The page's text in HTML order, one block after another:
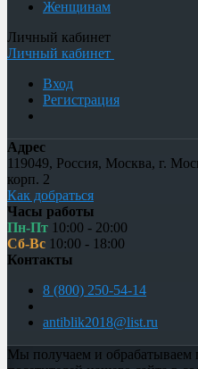
Женщинам
Личный кабинет
Личный кабинет
Вход
Регистрация
Адрес
119049, Россия, Москва, г.
корп. 2
Как добраться
Часы работы
Пн-Пт 10:00 - 20:00
Сб-Вс 10:00 - 18:00
Контакты
8 (800) 250-54-14
antiblik2018@list.ru
Мы получаем и обрабатываем